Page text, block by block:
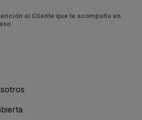
al Cliente que te acompaña en